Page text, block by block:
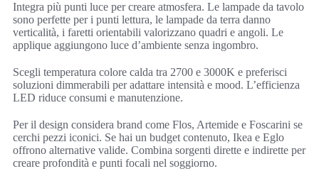
Integra più punti luce per creare atmosfera. Le lampade da tavolo
sono perfette per i punti lettura, le lampade da terra danno
verticalità, i faretti orientabili valorizzano quadri e angoli. Le
applique aggiungono luce d’ambiente senza ingombro.
Scegli temperatura colore calda tra 2700 e 3000K e preferisci
soluzioni dimmerabili per adattare intensità e mood. L’efficienza
LED riduce consumi e manutenzione.
Per il design considera brand come Flos, Artemide e Foscarini se
cerchi pezzi iconici. Se hai un budget contenuto, Ikea e Eglo
offrono alternative valide. Combina sorgenti dirette e indirette per
creare profondità e punti focali nel soggiorno.